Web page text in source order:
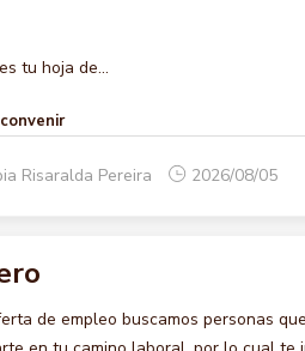
tu hoja de...
Risaralda Pereira 2026/08/05
de empleo buscamos personas